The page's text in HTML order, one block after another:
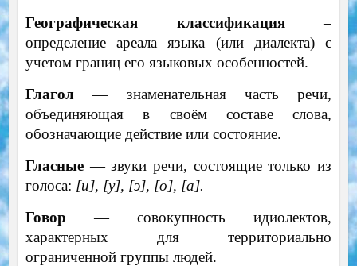
Географическая классификация–
определение ареала языка (или диалекта) с
учетом границ его языковых особенностей.
Глагол— знаменательная часть речи,
объединяющая в своём составе слова,
обозначающие действие или состояние.
Гласные— звуки речи, состоящие только из
голоса: [и], [у], [э], [о], [а].
Говор — совокупность идиолектов,
характерных для территориально
ограниченной группы людей.